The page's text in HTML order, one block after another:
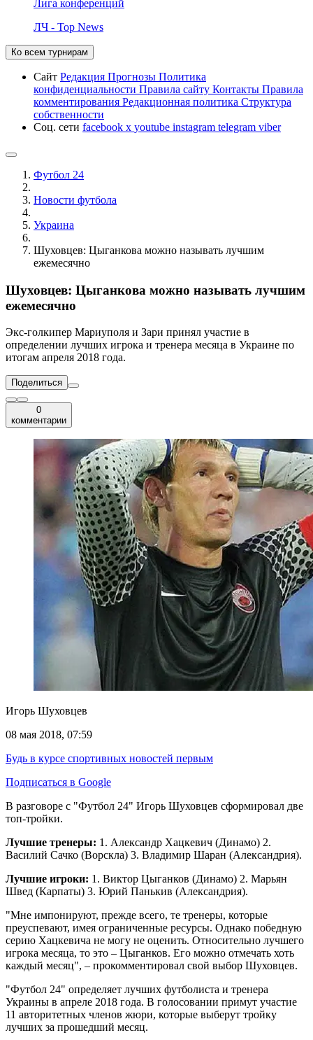
Лига конференций
ЛЧ - Top News
Ко всем турнирам
Сайт Редакция Прогнозы Политика
конфиденциальности Правила сайту Контакты Правила
комментирования Редакционная политика Структура
собственности
Соц. сети facebook x youtube instagram telegram viber
Футбол 24
Новости футбола
Украина
Шуховцев: Цыганкова можно называть лучшим
ежемесячно
Шуховцев: Цыганкова можно называть лучшим
ежемесячно
Экс-голкипер Мариуполя и Зари принял участие в
определении лучших игрока и тренера месяца в Украине по
итогам апреля 2018 года.
Поделиться
0
комментарии
Игорь Шуховцев
08 мая 2018, 07:59
Будь в курсе спортивных новостей первым
Подписаться в Google
В разговоре с "Футбол 24" Игорь Шуховцев сформировал две
топ-тройки.
Лучшие тренеры: 1. Александр Хацкевич (Динамо) 2.
Василий Сачко (Ворскла) 3. Владимир Шаран (Александрия).
Лучшие игроки: 1. Виктор Цыганков (Динамо) 2. Марьян
Швед (Карпаты) 3. Юрий Панькив (Александрия).
"Мне импонируют, прежде всего, те тренеры, которые
преуспевают, имея ограниченные ресурсы. Однако победную
серию Хацкевича не могу не оценить. Относительно лучшего
игрока месяца, то это – Цыганков. Его можно отмечать хоть
каждый месяц", – прокомментировал свой выбор Шуховцев.
"Футбол 24" определяет лучших футболиста и тренера
Украины в апреле 2018 года. В голосовании примут участие
11 авторитетных членов жюри, которые выберут тройку
лучших за прошедший месяц.